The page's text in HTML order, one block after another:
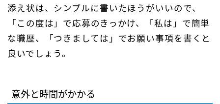
添え状は、シンプルに書いたほうがいいので、
「この度は」で応募のきっかけ、「私は」で簡単
な職歴、「つきましては」でお願い事項を書くと
良いでしょう。
意外と時間がかかる